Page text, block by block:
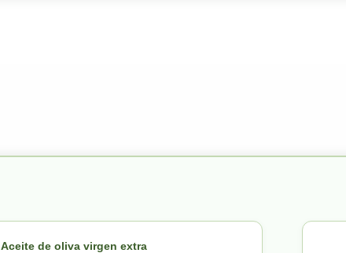
Aceite de oliva virgen extra